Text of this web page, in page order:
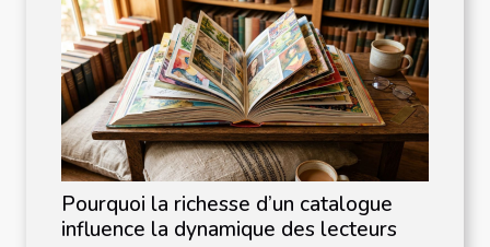
Pourquoi la richesse d’un catalogue
influence la dynamique des lecteurs